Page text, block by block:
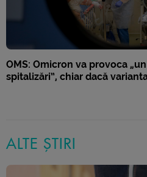
OMS: Omicron va provoca
spitalizări”, chiar dacă
ALTE ȘTIRI